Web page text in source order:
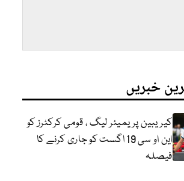
خبریں
کیریبین پریمیئر لیگ ، قومی کرکٹرز کو
این او سی 19 اگست کو جاری کرنے کا
فیصلہ